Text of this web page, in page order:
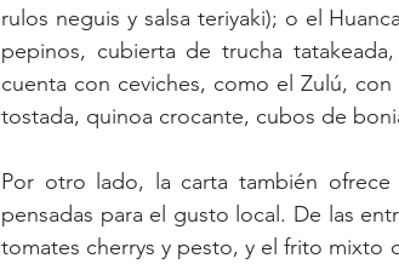
rulos neguis y salsa teriyaki); o el
pepinos, cubierta de trucha
cuenta con ceviches, como el Zulú,
tostada, quinoa crocante, cubos de
Por otro lado, la carta también
pensadas para el gusto local. De las
tomates cherrys y pesto, y el frito mixto